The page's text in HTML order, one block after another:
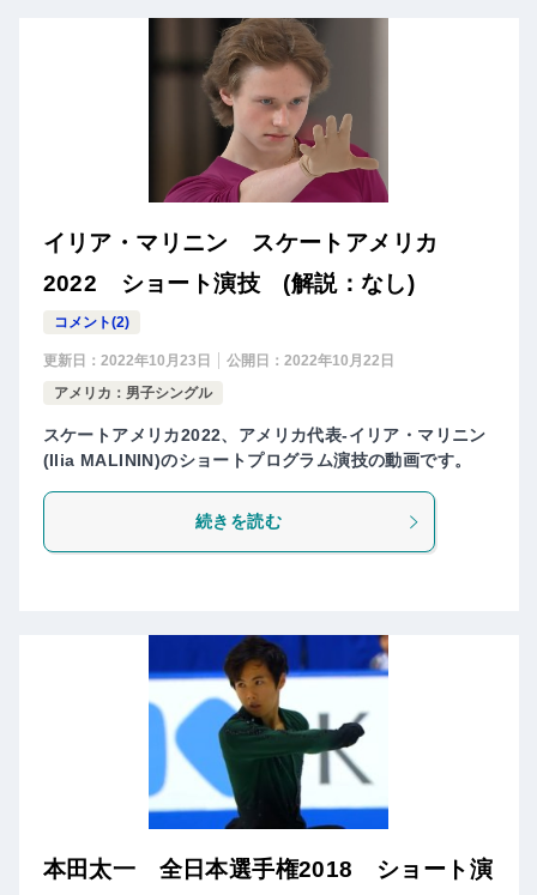
イリア・マリニン スケートアメリカ
2022 ショート演技 (解説：なし)
コメント(2)
更新日： 2022年10月23日 公開日： 2022年10月22日
アメリカ：男子シングル
スケートアメリカ2022、アメリカ代表-イリア・マリニン
(Ilia MALININ)のショートプログラム演技の動画です。
続きを読む
本田太一 全日本選手権2018 ショート演